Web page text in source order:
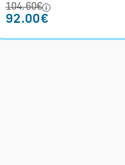
104.60€
92.00€